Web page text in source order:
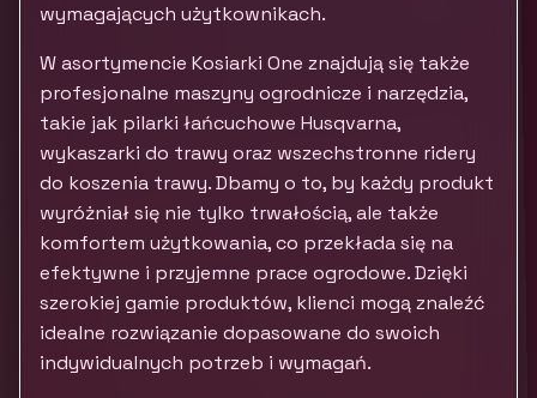
wymagających użytkownikach.
W asortymencie Kosiarki One znajdują się także
profesjonalne maszyny ogrodnicze i narzędzia,
takie jak pilarki łańcuchowe Husqvarna,
wykaszarki do trawy oraz wszechstronne ridery
do koszenia trawy. Dbamy o to, by każdy produkt
wyróżniał się nie tylko trwałością, ale także
komfortem użytkowania, co przekłada się na
efektywne i przyjemne prace ogrodowe. Dzięki
szerokiej gamie produktów, klienci mogą znaleźć
idealne rozwiązanie dopasowane do swoich
indywidualnych potrzeb i wymagań.